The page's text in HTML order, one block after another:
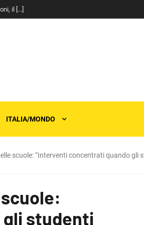
il [...]
ITALIA/MONDO
scuole: “Interventi concentrati quando gli
studenti